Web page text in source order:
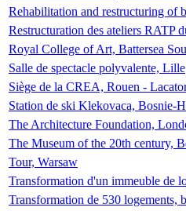
Rehabilitation and restructuring of
Restructuration des ateliers RATP
Royal College of Art, Battersea
Salle de spectacle polyvalente, Lille
Siège de la CREA, Rouen -
Station de ski Klekovaca, Bosnie-
The Architecture Foundation,
The Museum of the 20th century,
Tour, Warsaw
Transformation d'un immeuble de
Transformation de 530